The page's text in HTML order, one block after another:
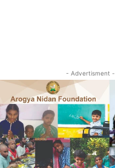
- Advertisment -